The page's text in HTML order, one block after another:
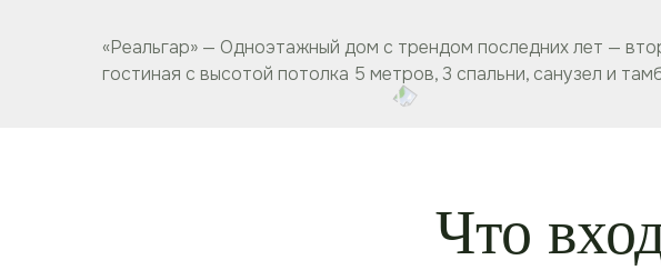
«Реальгар» — Одноэтажный дом с трендом последних лет —
гостиная с высотой потолка 5 метров, 3 спальни, санузел и
Что